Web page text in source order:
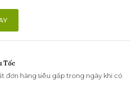
Tốc
đơn hàng siêu gấp trong ngày khi có